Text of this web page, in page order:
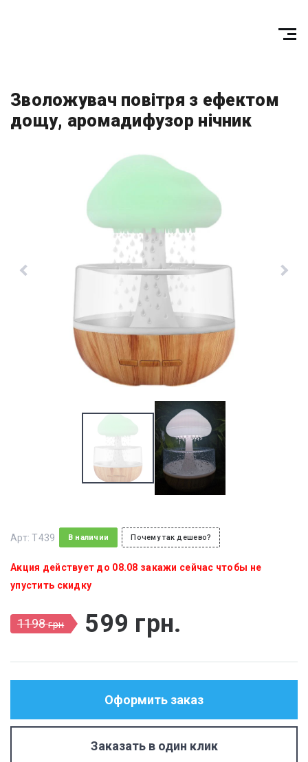
Зволожувач повітря з ефектом
дощу, аромадифузор нічник
Арт:T439 В наличии Почему так дешево?
Акция действует до 08.08 закажи сейчас чтобы не
упустить скидку
1198грн 599 грн.
Оформить заказ
Заказать в один клик